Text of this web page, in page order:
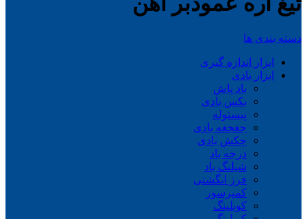
دسته بندی ها
ابزار اندازه گیری
ابزار بادی
باد پاش
بکس بادی
پیستوله
جغجغه بادی
چکش بادی
درجه باد
شیلنگ باد
فرز انگشتی
کمپرسور
کوبلینگ